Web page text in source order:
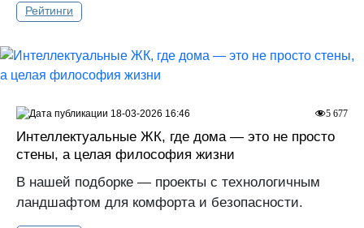
Рейтинги
Интеллектуальные ЖК, где дома — это не просто
стены, а целая философия жизни
В нашей подборке — проекты с технологичным
ландшафтом для комфорта и безопасности.
5 677
18-03-2026 16:46